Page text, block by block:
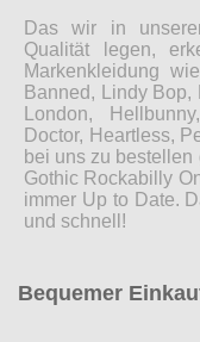
Das wir in
Qualität legen,
Markenkleidung
Banned, Lindy Bop,
London,
Doctor, Heartless,
bei uns zu
Gothic Rockabilly
immer Up to Date.
und schnell!
Bequemer